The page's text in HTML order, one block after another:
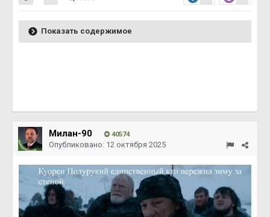
Показать содержимое
Милан-90 40574
Опубликовано: 12 октября 2025